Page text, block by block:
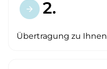
arrow_forward 2.
Übertragung zu Ihnen